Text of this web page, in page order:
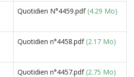
Quotidien N°4459.pdf (4.29 Mo)
Quotidien n°4458.pdf (2.17 Mo)
Quotidien n°4457.pdf (2.75 Mo)